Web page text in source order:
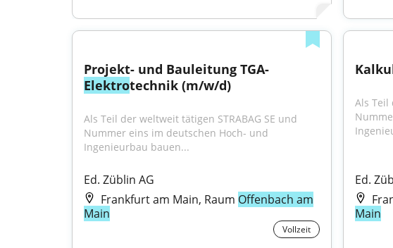
Projekt- und Bauleitung TGA-
Elektrotechnik (m/w/d)
Als Teil der weltweit tätigen STRABAG SE und
Nummer eins im deutschen Hoch- und
Ingenieurbau bauen...
Ed. Züblin AG
Frankfurt am Main, Raum Offenbach am
Main
Vollzeit
Als Teil
Ed.
Main